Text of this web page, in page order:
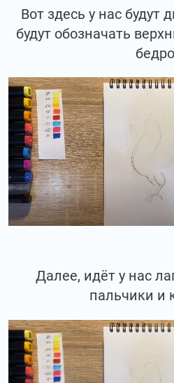
Вот здесь у нас будут
будут обозначать
Далее, идёт у нас
пальчики и